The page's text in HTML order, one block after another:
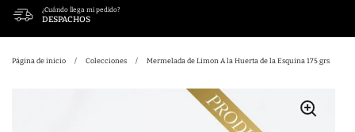
¿Cuándo llega mi pedido?
DESPACHOS
Página de inicio / Colecciones / Mermelada de Limon A la Huerta de la Esquina 175 grs